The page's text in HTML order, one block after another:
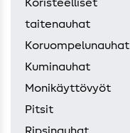
Koristeelliset
taitenauhat
Koruompelunauhat
Kuminauhat
Monikäyttövyöt
Pitsit